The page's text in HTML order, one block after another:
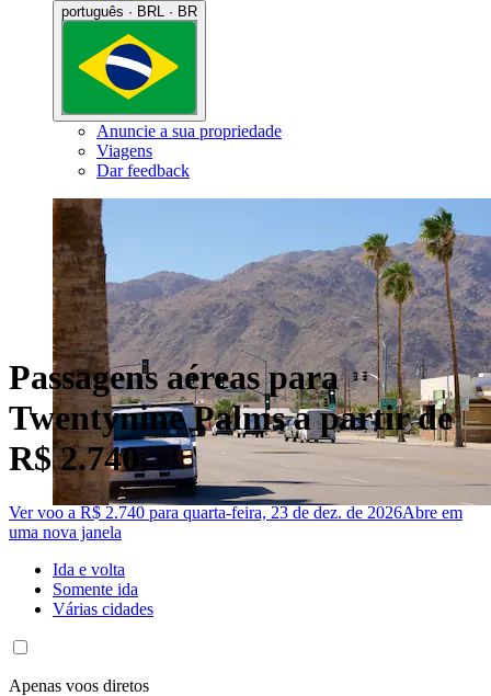
português · BRL · BR
Anuncie a sua propriedade
Viagens
Dar feedback
Passagens aéreas para
Twentynine Palms a partir de
R$ 2.740
Ver voo a R$ 2.740 para quarta-feira, 23 de dez. de 2026Abre em
uma nova janela
Ida e volta
Somente ida
Várias cidades
Apenas voos diretos